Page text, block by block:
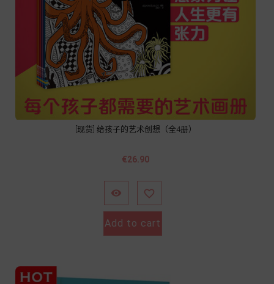
[现货] 给孩子的艺术创想（全4册）
Price
€26.90
 
Add to cart